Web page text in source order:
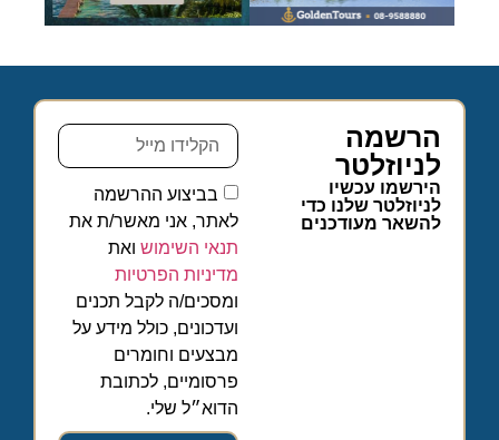
הרשמה
לניוזלטר
הירשמו עכשיו
לניוזלטר שלנו כדי
להשאר מעודכנים
בביצוע ההרשמה
לאתר, אני מאשר/ת את
תנאי השימוש ואת
מדיניות הפרטיות
ומסכים/ה לקבל תכנים
ועדכונים, כולל מידע על
מבצעים וחומרים
פרסומיים, לכתובת
הדוא״ל שלי.